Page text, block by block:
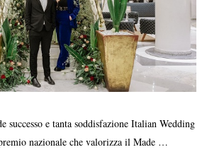
successo e tanta soddisfazione Italian Wedding
nazionale che valorizza il Made …